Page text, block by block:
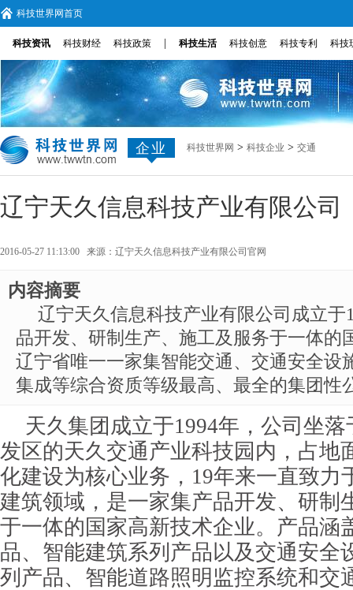
科技世界网首页
科技资讯 科技财经 科技政策 科技生活 科技创意 科技专利 科技
企业 科技世界网 > 科技企业 > 交通
辽宁天久信息科技产业有限公司
2016-05-27 11:13:00 来源： 辽宁天久信息科技产业有限公司官网
内容摘要
辽宁天久信息科技产业有限公司成立于
品开发、研制生产、施工及服务于一体的
辽宁省唯一一家集智能交通、交通安全设
集成等综合资质等级最高、最全的集团性
天久集团成立于1994年，公司坐
发区的天久交通产业科技园内，占地
化建设为核心业务，19年来一直致力
建筑领域，是一家集产品开发、研制
于一体的国家高新技术企业。产品涵
品、智能建筑系列产品以及交通安全
列产品、智能道路照明监控系统和交